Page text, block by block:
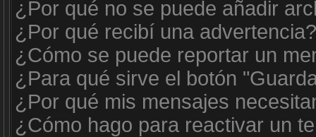
¿Por qué no se puede añadir
¿Por qué recibí una advertencia?
¿Cómo se puede reportar un
¿Para qué sirve el botón
¿Por qué mis mensajes
¿Cómo hago para reactivar un